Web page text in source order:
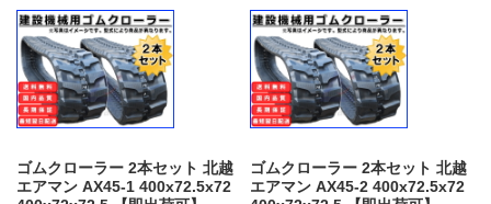
ゴムクローラー 2本セット 北越
エアマン AX45-1 400x72.5x72
ゴムクローラー 2本セット 北越
エアマン AX45-2 400x72.5x72